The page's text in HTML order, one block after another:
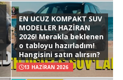
EN UCUZ KOMPAKT SUV
MODELLER HAZİRAN
2026! Merakla beklenen
o tabloyu hazırladım!
Hangisini satın alırsın?
13 HAZIRAN 2026